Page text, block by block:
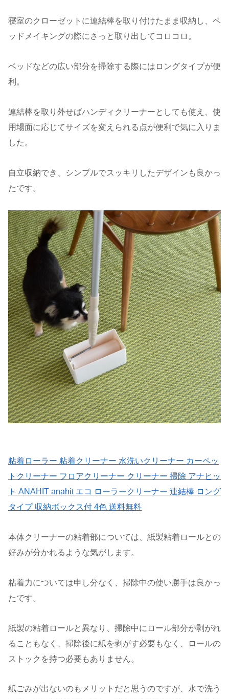
寝室のクローゼットに連結棒を取り付けたまま収納し、ベ
ッドメイキングの際にさっと取り出してコロコロ。
ベッドなどの広い部分を掃除する際にはロングタイプが便
利。
連結棒を取り外せばハンディクリーナーとしても使え、使
用場面に応じてサイズを変えられる点が便利で気に入りま
した。
自立収納でき、シンプルでスッキリしたデザインも良かっ
たです。
粘着ローラー 粘着クリーナー 水洗いクリーナー カーペッ
トクリーナー フロアクリーナー クリーナー 掃除 アナヒッ
ト ANAHIT anahit エコ ローラークリーナー 連結棒 ロング
タイプ 収納ボックス付 4色 送料無料
本体クリーナーの粘着部については、紙製粘着ロールとの
好みが分かれるような気がします。
粘着力については申し分なく、掃除中の使い勝手は良かっ
たです。
紙製の粘着ロールと異なり、掃除中にロール部分が剥がれ
ることもなく、掃除後に紙を剥がす必要もなく、ロールの
ストックを持つ必要もありません。
紙ごみが出ないのもメリットだと思うのですが、水で洗う